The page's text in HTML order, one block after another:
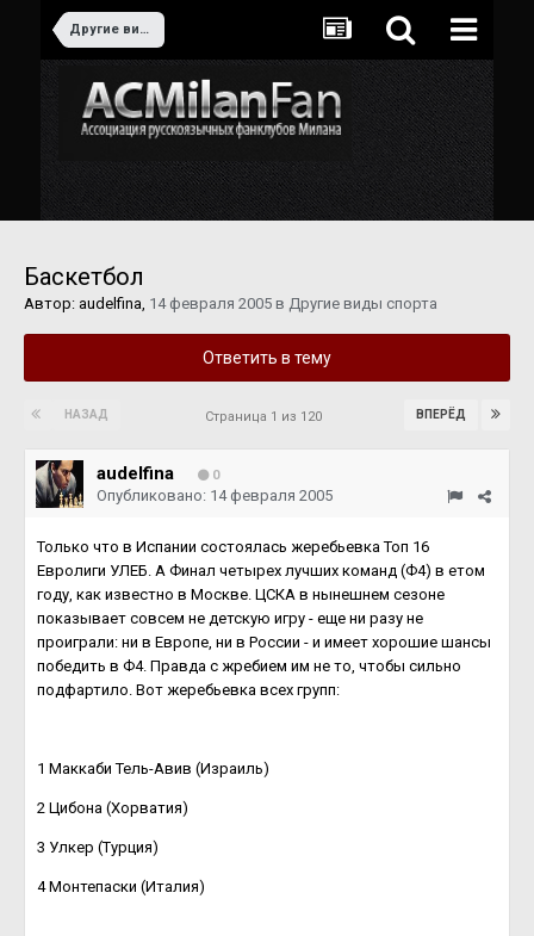
Другие виды спорта
Баскетбол
Автор: audelfina, 14 февраля 2005 в Другие виды спорта
Ответить в тему
НАЗАД ВПЕРЁД
Страница 1 из 120
audelfina 0
Опубликовано: 14 февраля 2005
Только что в Испании состоялась жеребьевка Топ 16
Евролиги УЛЕБ. А Финал четырех лучших команд (Ф4) в етом
году, как известно в Москве. ЦСКА в нынешнем сезоне
показывает совсем не детскую игру - еще ни разу не
проиграли: ни в Европе, ни в России - и имеет хорошие шансы
победить в Ф4. Правда с жребием им не то, чтобы сильно
подфартило. Вот жеребьевка всех групп:
1 Маккаби Тель-Авив (Израиль)
2 Цибона (Хорватия)
3 Улкер (Турция)
4 Монтепаски (Италия)